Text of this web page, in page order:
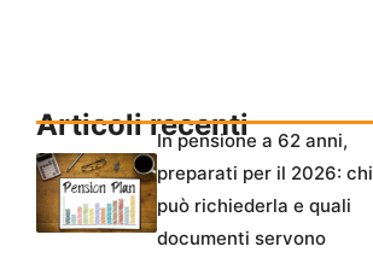
Articoli recentiIn pensione a 62 anni,
preparati per il 2026: chi
può richiederla e quali
documenti servono